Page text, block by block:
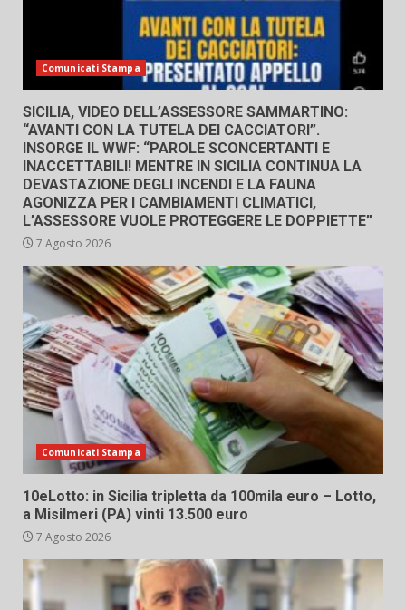
Comunicati Stampa
SICILIA, VIDEO DELL’ASSESSORE SAMMARTINO:
“AVANTI CON LA TUTELA DEI CACCIATORI”.
INSORGE IL WWF: “PAROLE SCONCERTANTI E
INACCETTABILI! MENTRE IN SICILIA CONTINUA LA
DEVASTAZIONE DEGLI INCENDI E LA FAUNA
AGONIZZA PER I CAMBIAMENTI CLIMATICI,
L’ASSESSORE VUOLE PROTEGGERE LE DOPPIETTE”
7 Agosto 2026
Comunicati Stampa
10eLotto: in Sicilia tripletta da 100mila euro – Lotto,
a Misilmeri (PA) vinti 13.500 euro
7 Agosto 2026